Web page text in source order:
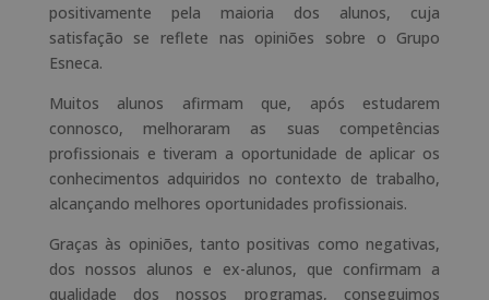
positivamente pela maioria dos alunos, cuja
satisfação se reflete nas opiniões sobre o Grupo
Esneca.
Muitos alunos afirmam que, após estudarem
connosco, melhoraram as suas competências
profissionais e tiveram a oportunidade de aplicar os
conhecimentos adquiridos no contexto de trabalho,
alcançando melhores oportunidades profissionais.
Graças às opiniões, tanto positivas como negativas,
dos nossos alunos e ex-alunos, que confirmam a
qualidade dos nossos programas, conseguimos